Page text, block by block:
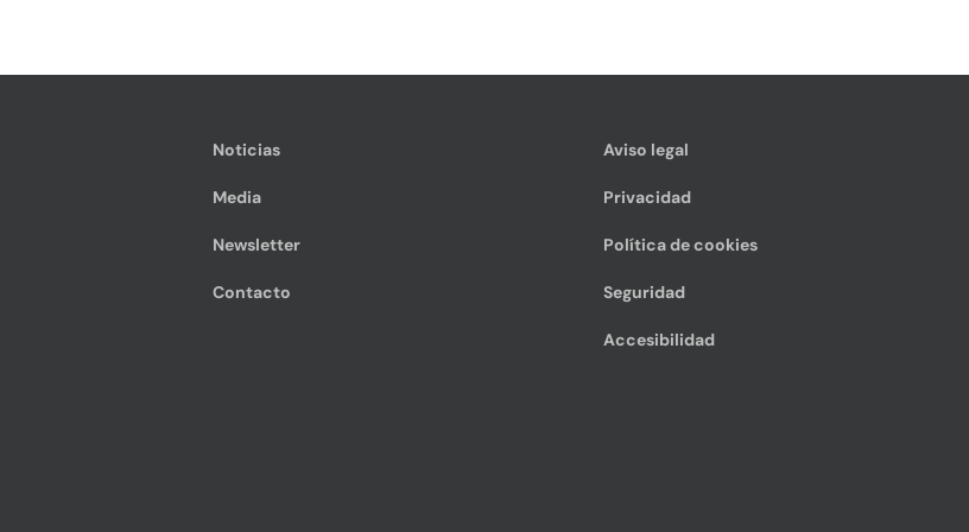
Noticias
Media
Newsletter
Contacto
Aviso legal
Privacidad
Política de cookies
Seguridad
Accesibilidad